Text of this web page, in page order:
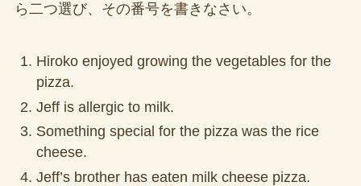
ら二つ選び、その番号を書きなさい。
Hiroko enjoyed growing the vegetables for the
pizza.
Jeff is allergic to milk.
Something special for the pizza was the rice
cheese.
Jeff’s brother has eaten milk cheese pizza.